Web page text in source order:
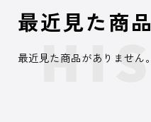
最近見た商品
最近見た商品がありません。